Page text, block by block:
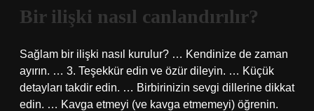
Bir ilişki nasıl canlandırılır?
Sağlam bir ilişki nasıl kurulur? … Kendinize de zaman
ayırın. … 3. Teşekkür edin ve özür dileyin. … Küçük
detayları takdir edin. … Birbirinizin sevgi dillerine dikkat
edin. … Kavga etmeyi (ve kavga etmemeyi) öğrenin.